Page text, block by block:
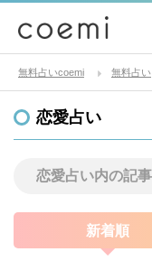
無料占いcoemi 無料占い
恋愛占い
新着順